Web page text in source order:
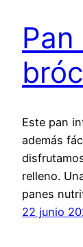
Este pan
además
relleno.
panes
22 junio